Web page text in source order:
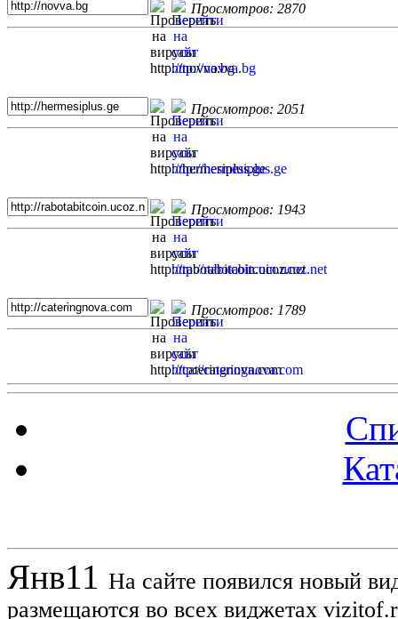
Просмотров: 2870
Просмотров: 2051
Просмотров: 1943
Просмотров: 1789
Янв11 На сайте появился новый
размещаются во всех виджетах